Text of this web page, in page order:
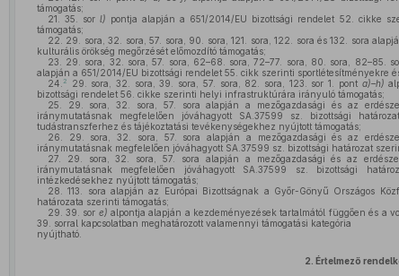
támogatás;
21.
35. sorl) pontja alapján a 651/2014/EU bizottsági rendelet 52. cikke
támogatás;
22.
29. sora, 32. sora, 57. sora, 90. sora, 121. sora, 122. sora és 132. sora
kulturális örökség megőrzését előmozdító támogatás;
23.
29. sora, 32. sora, 57. sora, 62–68. sora, 72–77. sora, 80. sora, 82–85.
alapján a 651/2014/EU bizottsági rendelet 55. cikk szerinti sportlétesítményekre
24. 2 29. sora, 32. sora, 39. sora, 57. sora, 82. sora, 123. sor 1. pont a)–h)
bizottsági rendelet 56. cikke szerinti helyi infrastruktúrára irányuló támogatás;
25.
29. sora, 32. sora, 57. sora alapján a mezőgazdasági és az
iránymutatásnak megfelelően jóváhagyott SA.37599 sz. bizottsági
tudástranszferhez és tájékoztatási tevékenységekhez nyújtott támogatás;
26.
29. sora, 32. sora, 57. sora alapján a mezőgazdasági és az
iránymutatásnak megfelelően jóváhagyott SA.37599 sz. bizottsági határozat
27.
29. sora, 32. sora, 57. sora alapján a mezőgazdasági és az
iránymutatásnak megfelelően jóváhagyott SA.37599 sz. bizottsági
intézkedésekhez nyújtott támogatás;
28.
113. sora alapján az Európai Bizottságnak a Győr-Gönyű Országos
határozata szerinti támogatás;
29. 39. sor e) alpontja alapján a kezdeményezések tartalmától függően és a
39. sorral kapcsolatban meghatározott valamennyi támogatási kategória
nyújtható.
2. Értelmező